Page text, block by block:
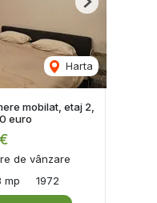
Harta
Next
mobilat, etaj 2,
euro
de vânzare
mp 1972